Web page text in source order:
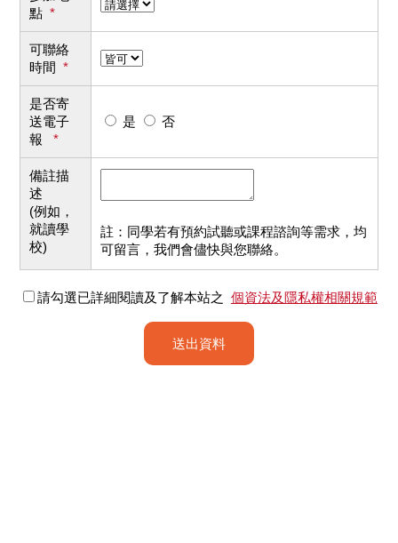
可聯絡
時間 *
是否寄
送電子
報 *
備註描
述
(例如，
就讀學
校)
可留言，我們會儘快與您聯絡。
送出資料